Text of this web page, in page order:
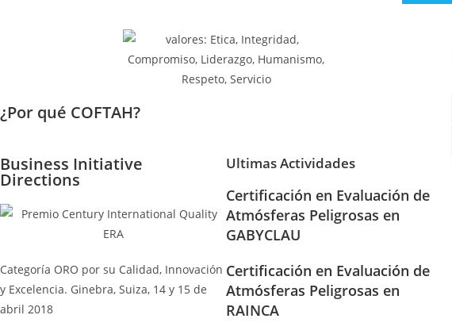
¿Por qué COFTAH?
Business Initiative
Directions
Categoría ORO por su Calidad, Innovación
y Excelencia. Ginebra, Suiza, 14 y 15 de
abril 2018
Ultimas Actividades
Certificación en Evaluación de
Atmósferas Peligrosas en
GABYCLAU
Certificación en Evaluación de
Atmósferas Peligrosas en
RAINCA